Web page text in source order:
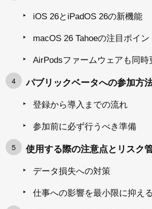
iOS 26とiPadOS 26の新機能
macOS 26 Tahoeの注目ポイン
AirPodsファームウェアも同時
パブリックベータへの参加方
登録から導入までの流れ
参加前に必ず行うべき準備
使用する際の注意点とリスク
データ損失への対策
仕事への影響を最小限に抑え